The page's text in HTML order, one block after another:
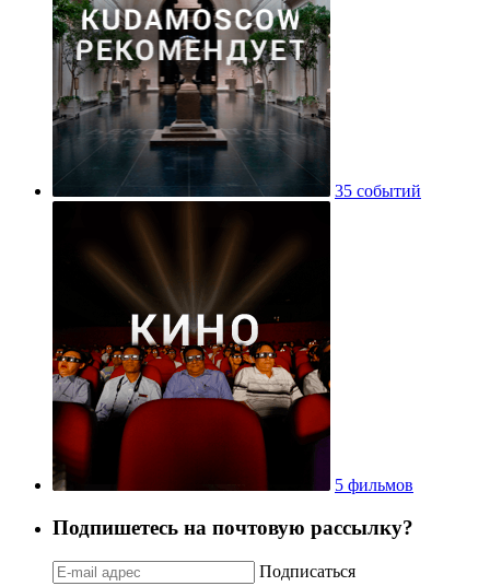
35 событий
5 фильмов
Подпишетесь на почтовую рассылку?
Подписаться